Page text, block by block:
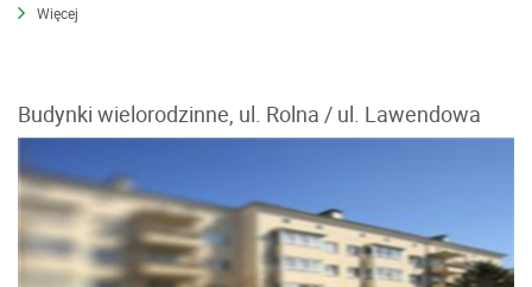
Więcej
Budynki wielorodzinne, ul. Rolna / ul. Lawendowa